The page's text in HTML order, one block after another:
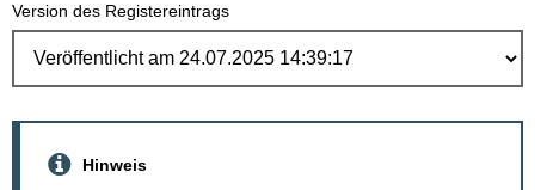
Version des Registereintrags
Hinweis